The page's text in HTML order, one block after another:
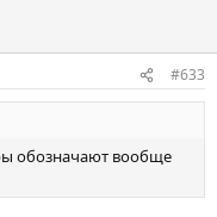
#633
обозначают вообще